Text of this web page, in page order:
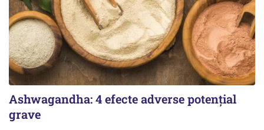
Ashwagandha: 4 efecte adverse potențial
grave